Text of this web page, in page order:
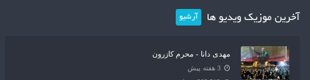
آخرین موزیک ویدیو ها آرشیو
مهدی دانا - محرم کازرون
3 هفته پیش